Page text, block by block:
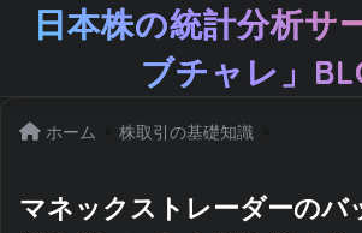
日本株の統計分析サ
ブチャレ」
ホーム 株取引の基礎知識
マネックストレーダーのバ